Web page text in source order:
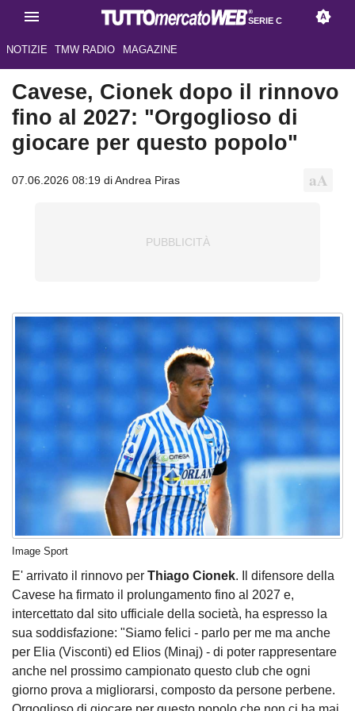
SERIE C
NOTIZIE TMW RADIO MAGAZINE
Cavese, Cionek dopo il rinnovo
fino al 2027: "Orgoglioso di
giocare per questo popolo"
07.06.2026 08:19 di Andrea Piras
Image Sport
E' arrivato il rinnovo per Thiago Cionek. Il difensore della
Cavese ha firmato il prolungamento fino al 2027 e,
intercettato dal sito ufficiale della società, ha espresso la
sua soddisfazione: "Siamo felici - parlo per me ma anche
per Elia (Visconti) ed Elios (Minaj) - di poter rappresentare
anche nel prossimo campionato questo club che ogni
giorno prova a migliorarsi, composto da persone perbene.